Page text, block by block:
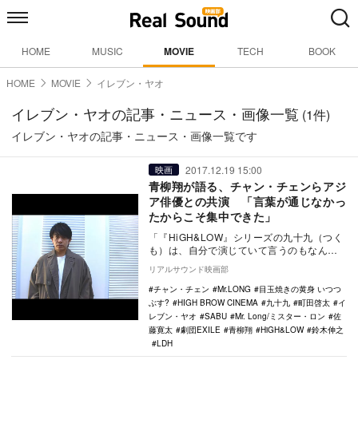
HOME MUSIC MOVIE TECH BOOK
HOME MOVIE イレブン・ヤオ
イレブン・ヤオの記事・ニュース・画像一覧 (1件)
イレブン・ヤオの記事・ニュース・画像一覧です
映画 2017.12.19 15:00
青柳翔が語る、チャン・チェンらアジ
ア俳優との共演 「言葉が通じなかっ
たからこそ集中できた」
「『HiGH&LOW』シリーズの九十九（つく
も）は、自分で演じていて言うのもなんで
すが、不思議な人物ですよね（笑）。駐
車…
リアルサウンド映画部
チャン・チェン
Mr.LONG
目玉焼きの黄身 いつつ
ぶす?
HIGH BROW CINEMA 九十九 町田啓太
イ
レブン・ヤオ
SABU Mr. Long/ミスター・ロン
佐
藤寛太
劇団EXILE 青柳翔 HiGH&LOW
鈴木伸之
LDH